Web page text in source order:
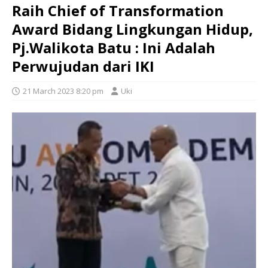
Raih Chief of Transformation
Award Bidang Lingkungan Hidup,
Pj.Walikota Batu : Ini Adalah
Perwujudan dari IKI
21 March 2023 8:20 pm Uki